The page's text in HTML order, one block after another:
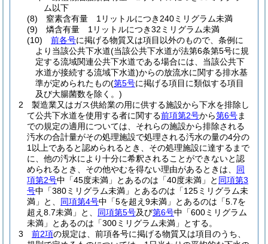
ム以下
(8)
窒素含有量 1リットルにつき240ミリグラム未満
(9)
燐含有量 1リットルにつき32ミリグラム未満
(10)
前各号に掲げる物質又は項目以外のもので、条例に
より当該公共下水道(当該公共下水道が法第6条第5号に規
定する流域関連公共下水道である場合には、当該公共下
水道が接続する流域下水道)からの放流水に関する排水基
準が定められたもの(第5号に掲げる項目に類似する項目
及び大腸菌数を除く。)
2
製造業又はガス供給業の用に供する施設から下水を排除し
て公共下水道を使用する者に関する前項第2号から第6号ま
での規定の適用については、それらの施設から排除される
汚水の合計量がその処理施設で処理される汚水の量の4分の
1以上であると認められるとき、その処理施設に達するまで
に、他の汚水により十分に希釈されることができないと認
められるとき、その他やむを得ない理由があるときは、 同
項第2号中「45度未満」とあるのは「40度未満」と 同項第3
号中「380ミリグラム未満」とあるのは「125ミリグラム未
満」と、 同項第4号中「5を超え9未満」とあるのは「5.7を
超え8.7未満」と、 同項第5号及び第6号中「600ミリグラム
未満」とあるのは「300ミリグラム未満」とする。
3
前2項の規定は、前項各号に掲げる物質又は項目のうち、